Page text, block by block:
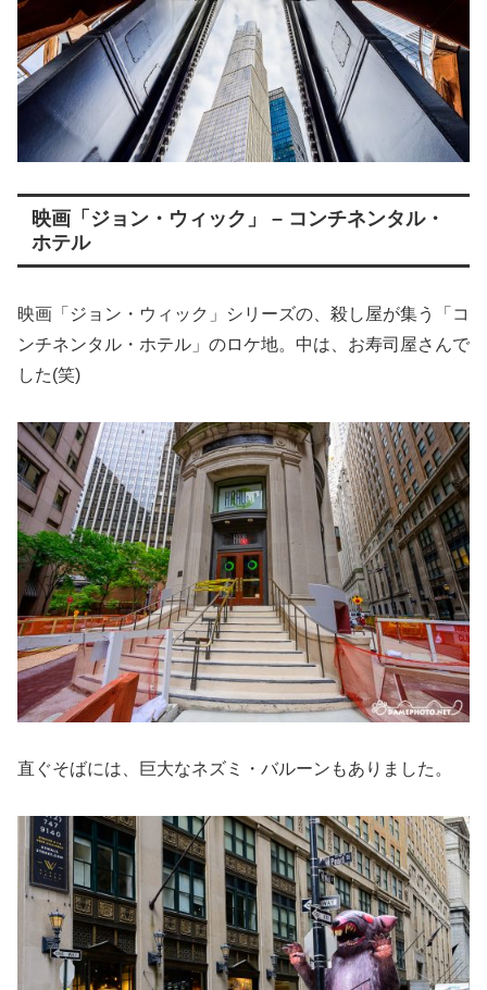
映画「ジョン・ウィック」 – コンチネンタル・
ホテル
映画「ジョン・ウィック」シリーズの、殺し屋が集う「コ
ンチネンタル・ホテル」のロケ地。中は、お寿司屋さんで
した(笑)
直ぐそばには、巨大なネズミ・バルーンもありました。